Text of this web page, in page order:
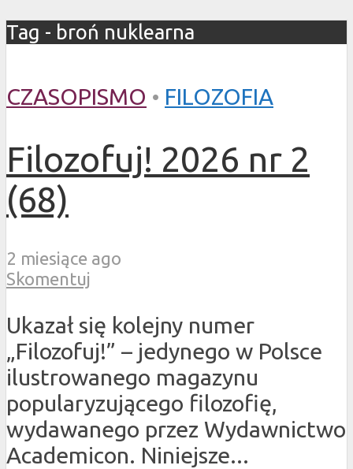
Tag - broń nuklearna
CZASOPISMO • FILOZOFIA
Filozofuj! 2026 nr 2
(68)
2 miesiące ago
Skomentuj
Ukazał się kolejny numer
„Filozofuj!” – jedynego w Polsce
ilustrowanego magazynu
popularyzującego filozofię,
wydawanego przez Wydawnictwo
Academicon. Niniejsze...